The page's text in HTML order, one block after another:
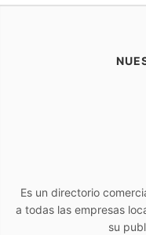
Es un directorio
a todas las empresas
su